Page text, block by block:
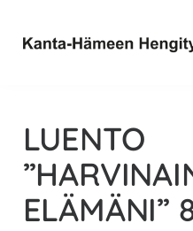
pääsisältöön
ensisijaiseen
alatunnisteeseen
Hämeen
Hengitys
ry
tietoa,
erityisesti
jos
sinua
LUENTO
ELÄMÄNI”